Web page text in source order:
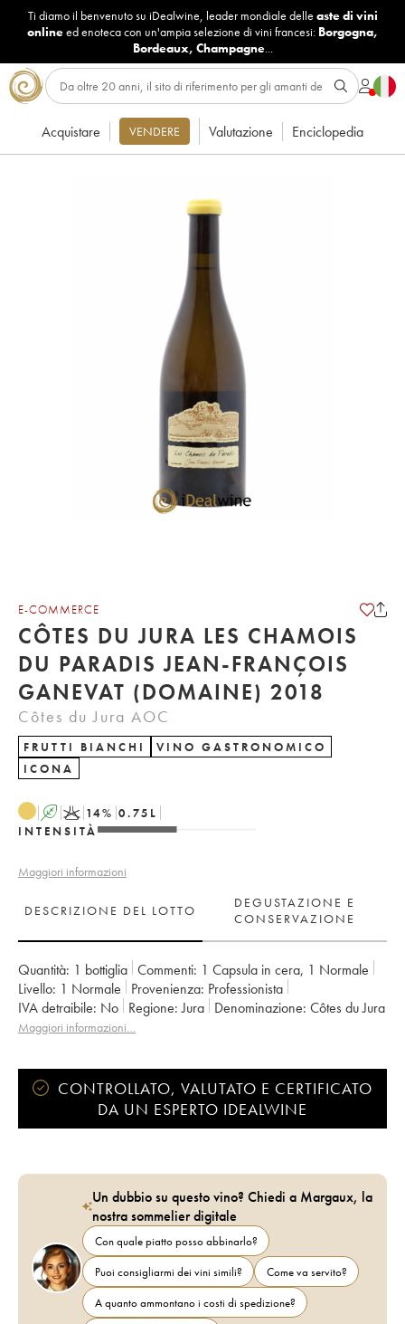
Ti diamo il benvenuto su iDealwine, leader mondiale delle aste di vini
onlineed enoteca con un'ampia selezione di vini francesi: Borgogna,
Bordeaux, Champagne...
Acquistare VENDERE Valutazione Enciclopedia
E-COMMERCE
CÔTES DU JURA LES CHAMOIS
DU PARADIS JEAN-FRANÇOIS
GANEVAT (DOMAINE) 2018
Côtes du Jura AOC
FRUTTI BIANCHI
VINO GASTRONOMICO
ICONA
A K 14% 0.75 L
INTENSITÀ
Maggiori informazioni
DESCRIZIONE DEL LOTTO
DEGUSTAZIONE E
CONSERVAZIONE
Quantità: 1 bottiglia Commenti: 1 Capsula in cera, 1 Normale
Livello: 1 Normale Provenienza:
professionista
IVA detraibile:
no Regione: Jura Denominazione:
Côtes du Jura
Proprietario: Jean-François Ganevat (Domaine)
Maggiori informazioni…
CONTROLLATO, VALUTATO E CERTIFICATO
DA UN ESPERTO IDEALWINE
Un dubbio su questo vino? Chiedi a Margaux, la
nostra sommelier digitale
Con quale piatto posso abbinarlo?
Puoi consigliarmi dei vini simili?
Come va servito?
A quanto ammontano i costi di spedizione?